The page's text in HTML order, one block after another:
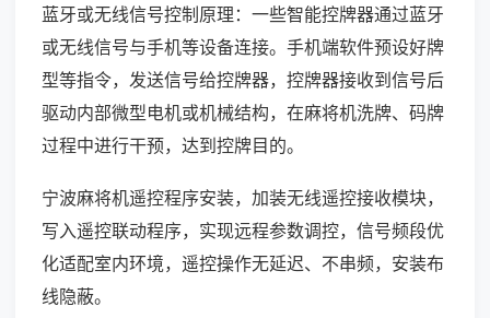
蓝牙或无线信号控制原理：一些智能控牌器通过蓝牙
或无线信号与手机等设备连接。手机端软件预设好牌
型等指令，发送信号给控牌器，控牌器接收到信号后
驱动内部微型电机或机械结构，在麻将机洗牌、码牌
过程中进行干预，达到控牌目的。
宁波麻将机遥控程序安装，加装无线遥控接收模块，
写入遥控联动程序，实现远程参数调控，信号频段优
化适配室内环境，遥控操作无延迟、不串频，安装布
线隐蔽。